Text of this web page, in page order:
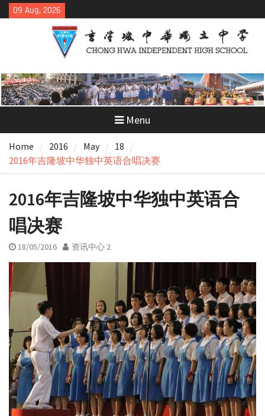
Skip
to
09 Aug, 2026
Menu
Home 2016 May
18
2016年吉隆坡中华独中英语合唱决赛
2016年吉隆坡中华独中英语合
唱决赛
18/05/2016 资讯中心 2